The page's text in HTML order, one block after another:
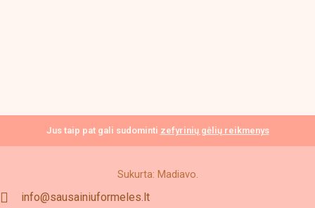
Jus taip pat gali sudominti zefyrinių gėlių reikmenys
Sukurta: Madiavo.
info@sausainiuformeles.lt